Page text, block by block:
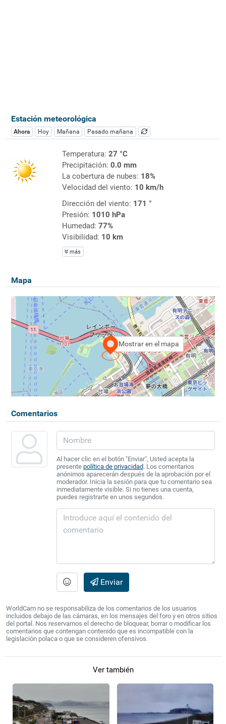
Estación meteorológica
Ahora Hoy Mañana Pasado mañana
Temperatura: 27 °C
Precipitación: 0.0 mm
La cobertura de nubes: 18%
Velocidad del viento: 10 km/h
Dirección del viento: 171 °
Presión: 1010 hPa
Humedad: 77%
Visibilidad: 10 km
más
Mapa
Mostrar en el mapa
Comentarios
Al hacer clic en el botón "Enviar", Usted acepta la
presente política de privacidad. Los comentarios
anónimos aparecerán después de la aprobación por el
moderador. Inicia la sesión para que tu comentario sea
inmediatamente visible. Si no tienes una cuenta,
puedes registrarte en unos segundos.
Enviar
WorldCam no se responsabiliza de los comentarios de los usuarios
incluidos debajo de las cámaras, en los mensajes del foro y en otros sitios
del portal. Nos reservamos el derecho de bloquear, borrar o modificar los
comentarios que contengan contenido que es incompatible con la
legislación polaca o que se consideren ofensivos.
Ver también